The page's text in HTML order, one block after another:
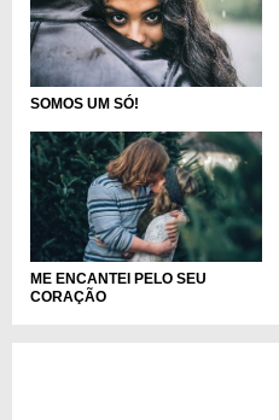
SOMOS UM SÓ!
ME ENCANTEI PELO SEU
CORAÇÃO